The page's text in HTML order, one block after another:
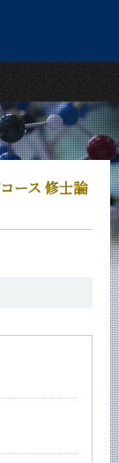
ース 修士論